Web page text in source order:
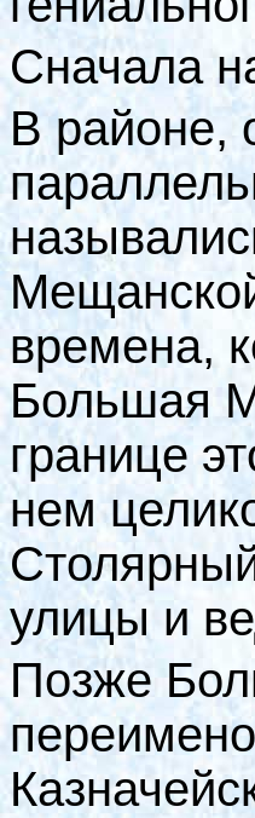
Сначала
В районе,
времена,
Большая
границе
нем
улицы и
Позже